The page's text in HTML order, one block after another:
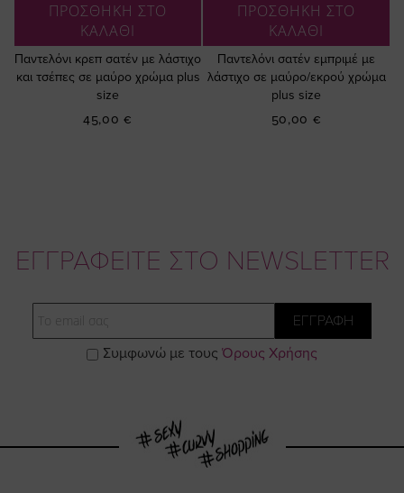
ΠΡΟΣΘΗΚΗ ΣΤΟ
ΚΑΛΑΘΙ
Παντελόνι κρεπ σατέν με λάστιχο
και τσέπες σε μαύρο χρώμα plus
size
45,00 €
ΠΡΟΣΘΗΚΗ ΣΤΟ
ΚΑΛΑΘΙ
Παντελόνι σατέν εμπριμέ με
λάστιχο σε μαύρο/εκρού χρώμα
plus size
50,00 €
ΕΓΓΡΑΦΕΙΤΕ ΣΤΟ NEWSLETTER
ΕΓΓΡΑΦΗ
Συμφωνώ με τους Όρους Χρήσης